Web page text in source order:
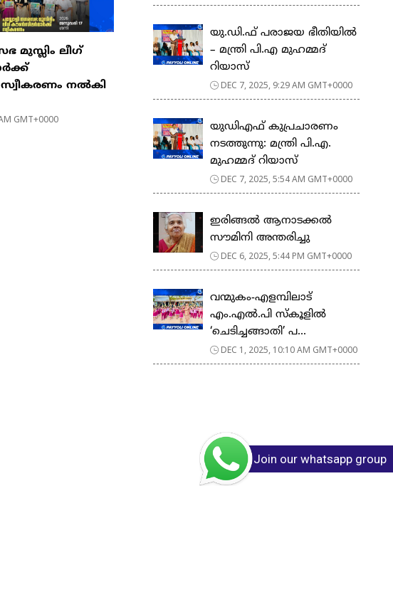
മുസ്ലിം ലീഗ്
നൽകി
GMT+0000
യു.ഡി.ഫ് പരാജയ ഭീതിയിൽ
– മന്ത്രി പി.എ മുഹമ്മദ്
റിയാസ്
DEC 7, 2025, 9:29 AM GMT+0000
യുഡിഎഫ് കുപ്രചാരണം
നടത്തുന്നു: മന്ത്രി പി.എ.
മുഹമ്മദ് റിയാസ്
DEC 7, 2025, 5:54 AM GMT+0000
ഇരിങ്ങൽ ആനാടക്കൽ
സൗമിനി അന്തരിച്ചു
DEC 6, 2025, 5:44 PM GMT+0000
വന്മുകം-എളമ്പിലാട്
എം.എൽ.പി സ്കൂളിൽ
‘ചെടിച്ചങ്ങാതി’ പ...
DEC 1, 2025, 10:10 AM GMT+0000
Join our whatsapp group